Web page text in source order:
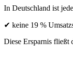
In Deutschland ist
✔ keine 19 %
Diese Ersparnis fließt